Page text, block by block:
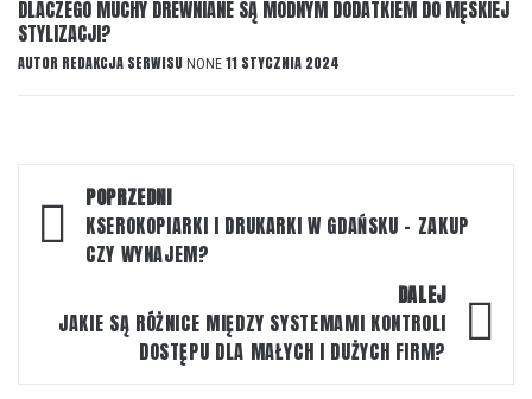
DLACZEGO MUCHY DREWNIANE SĄ MODNYM DODATKIEM DO MĘSKIEJ
STYLIZACJI?
AUTOR REDAKCJA SERWISU NONE 11 STYCZNIA 2024
Nawigacja
wpisu
POPRZEDNI
KSEROKOPIARKI I DRUKARKI W GDAŃSKU – ZAKUP
CZY WYNAJEM?
DALEJ
JAKIE SĄ RÓŻNICE MIĘDZY SYSTEMAMI KONTROLI
DOSTĘPU DLA MAŁYCH I DUŻYCH FIRM?